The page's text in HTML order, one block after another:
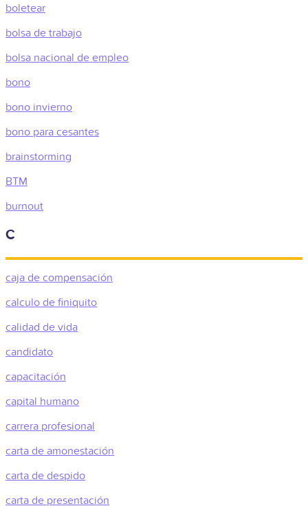
boletear
bolsa de trabajo
bolsa nacional de empleo
bono
bono invierno
bono para cesantes
brainstorming
BTM
burnout
C
caja de compensación
calculo de finiquito
calidad de vida
candidato
capacitación
capital humano
carrera profesional
carta de amonestación
carta de despido
carta de presentación